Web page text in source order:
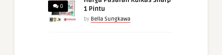
0
1 Pintu
by Bella Sungkawa